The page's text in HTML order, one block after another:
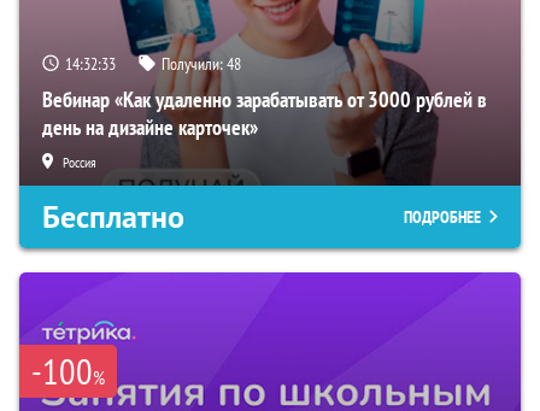
14:32:32 Получили:48
Вебинар «Как удаленно зарабатывать от 3000 рублей в
день на дизайне карточек»
Россия
Бесплатно ПОДРОБНЕЕ
-100%